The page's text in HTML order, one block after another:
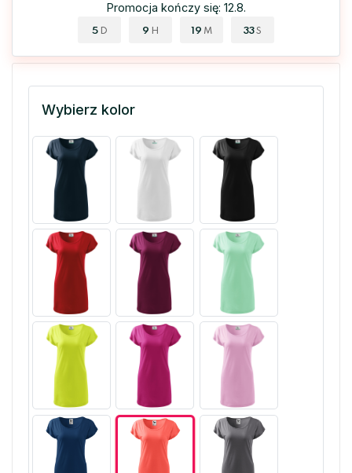
Promocja kończy się: 12.8.
5 D 9 H 19 M 32 S
Wybierz kolor